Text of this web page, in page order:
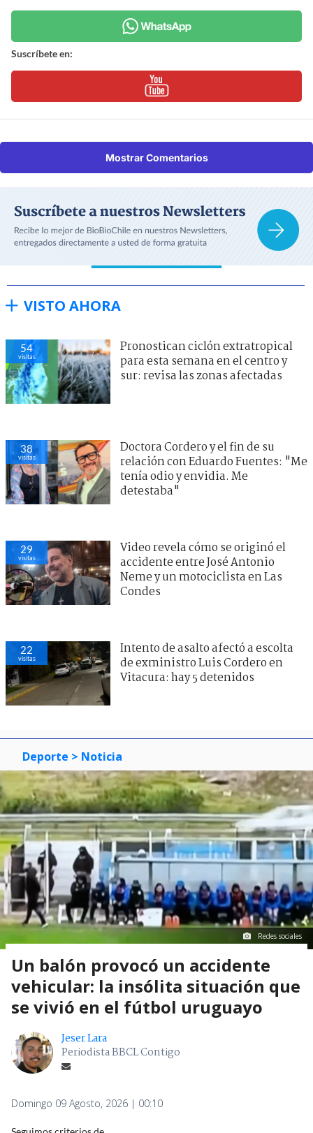
Suscríbete en:
Mostrar Comentarios
VISTO AHORA
54
visitas
Pronostican ciclón extratropical
para esta semana en el centro y
sur: revisa las zonas afectadas
38
visitas
Doctora Cordero y el fin de su
relación con Eduardo Fuentes: "Me
tenía odio y envidia. Me
detestaba"
29
visitas
Video revela cómo se originó el
accidente entre José Antonio
Neme y un motociclista en Las
Condes
22
visitas
Intento de asalto afectó a escolta
de exministro Luis Cordero en
Vitacura: hay 5 detenidos
Deporte > Noticia
Redes sociales
Un balón provocó un accidente
vehicular: la insólita situación que
se vivió en el fútbol uruguayo
Jeser Lara
Periodista BBCL Contigo
Domingo 09 Agosto, 2026 | 00:10